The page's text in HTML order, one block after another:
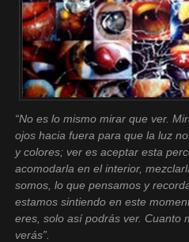
“No es lo mismo mirar que ver.
ojos hacia fuera para que la luz
y colores; ver es aceptar esta
acomodarla en el interior,
somos, lo que pensamos y
estamos sintiendo en este
eres, solo así podrás ver. Cuanto
verás”.